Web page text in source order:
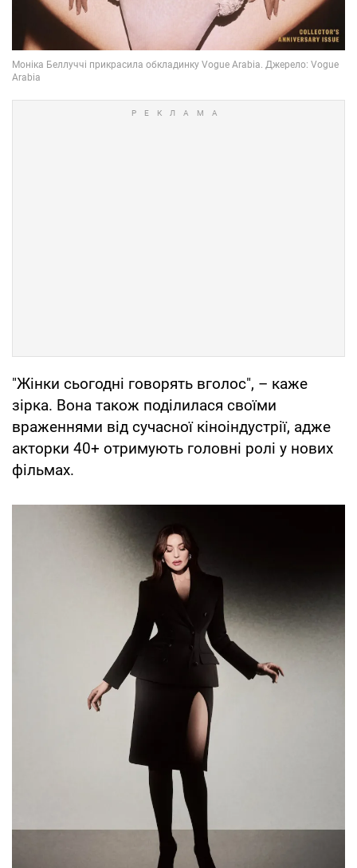
"Жінки сьогодні говорять вголос", – каже
зірка. Вона також поділилася своїми
враженнями від сучасної кіноіндустрії, адже
акторки 40+ отримують головні ролі у нових
фільмах.